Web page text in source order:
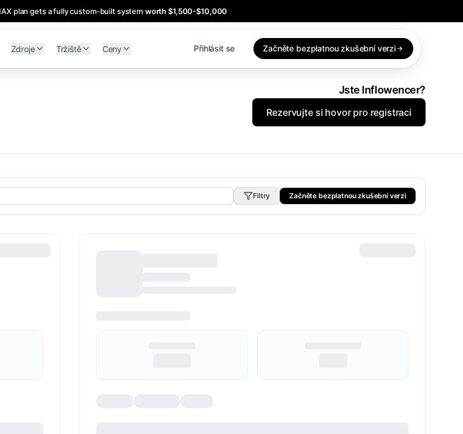
plan gets a fully custom-built system·worth $1,500-$10,000
Zdroje Tržiště Ceny Přihlásit se Začněte bezplatnou zkušební verzi
Jste Inflowencer?
Rezervujte si hovor pro registraci
Filtry Začněte bezplatnou zkušební verzi